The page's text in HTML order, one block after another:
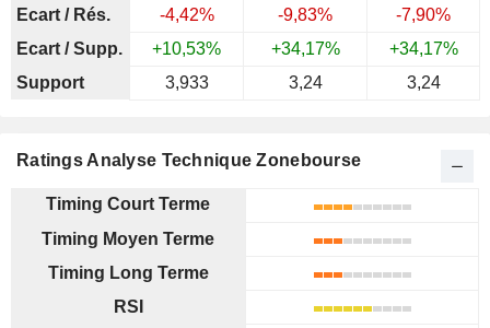
Ecart / Rés.
-4,42% -9,83%
-7,90%
Ecart / Supp.
+10,53% +34,17%
+34,17%
Support
3,933 3,24 3,24
Ratings Analyse Technique Zonebourse
Timing Court Terme
Timing Moyen Terme
Timing Long Terme
RSI